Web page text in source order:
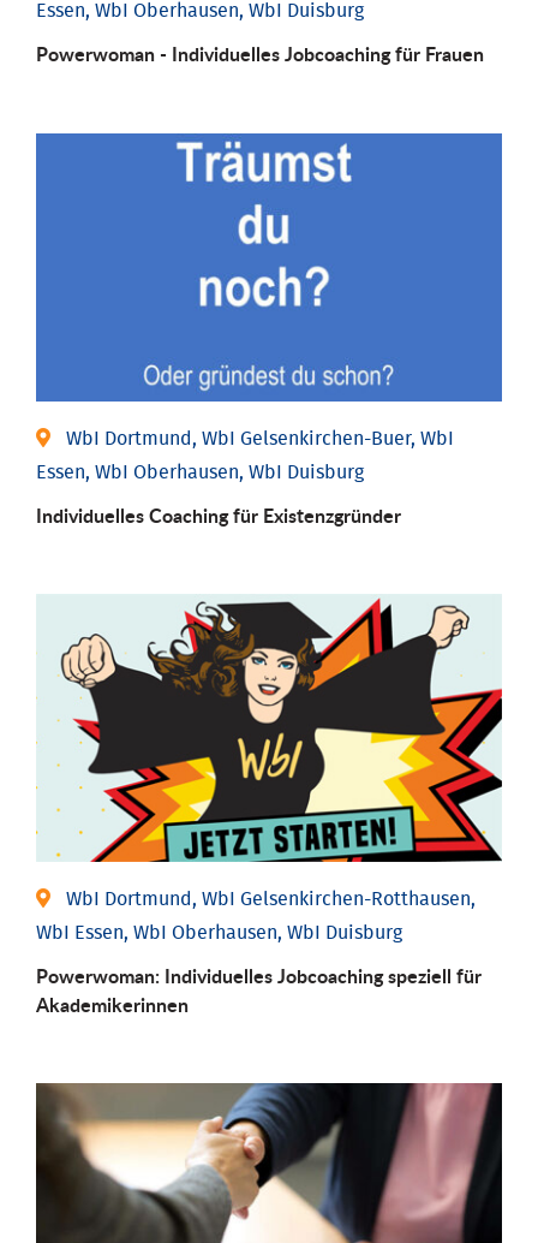
Essen, WbI Oberhausen, WbI Duisburg
Powerwoman - Individu­elles Job­coaching für Frauen
WbI Dortmund, WbI Gelsenkirchen-Buer, WbI
Essen, WbI Oberhausen, WbI Duisburg
Individu­elles Coaching für Existenz­gründer
WbI Dortmund, WbI Gelsenkirchen-Rotthausen,
WbI Essen, WbI Oberhausen, WbI Duisburg
Powerwoman: Individu­elles Job­coaching speziell für
Aka­demiker­innen